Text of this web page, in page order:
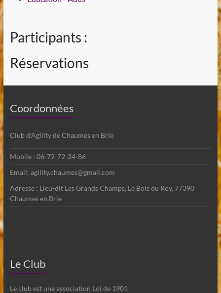
Participants :
Réservations
Coordonnées
Club d'Agility de Chaumes en Brie
Mobile : 06-72-72-24-86
Email: agility.chaumes@gmail.com
Adresse : Lieu-dit Les Grands Champs, Le Bois du Roy, 77390
Chaumes en Brie
Le Club
Le club est une association Loi de 1901